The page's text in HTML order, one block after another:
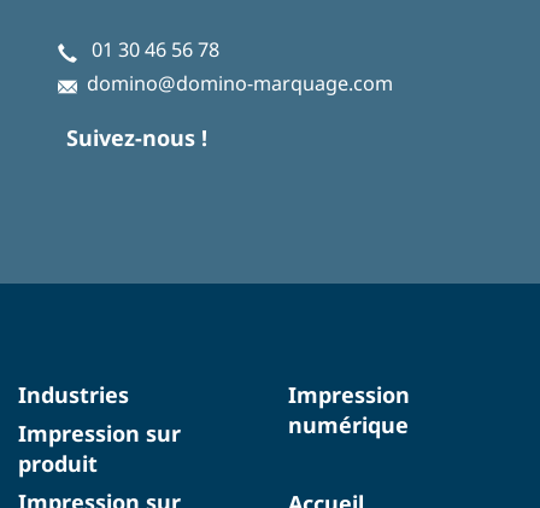
01 30 46 56 78
domino@domino-marquage.com
Suivez-nous !
Industries
Impression sur
produit
Impression sur
Impression
numérique